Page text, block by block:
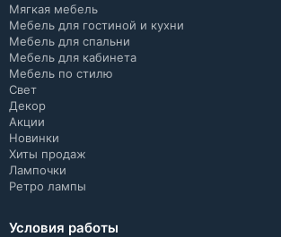
Мягкая мебель
Мебель для гостиной и кухни
Мебель для спальни
Мебель для кабинета
Мебель по стилю
Свет
Декор
Акции
Новинки
Хиты продаж
Лампочки
Ретро лампы
Условия работы